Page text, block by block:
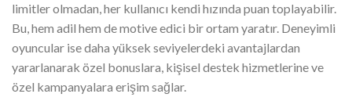
limitler olmadan, her kullanıcı kendi hızında puan toplayabilir.
Bu, hem adil hem de motive edici bir ortam yaratır. Deneyimli
oyuncular ise daha yüksek seviyelerdeki avantajlardan
yararlanarak özel bonuslara, kişisel destek hizmetlerine ve
özel kampanyalara erişim sağlar.